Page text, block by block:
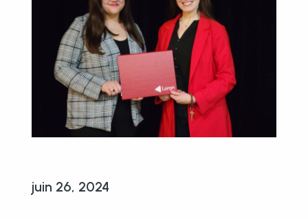
juin 26, 2024